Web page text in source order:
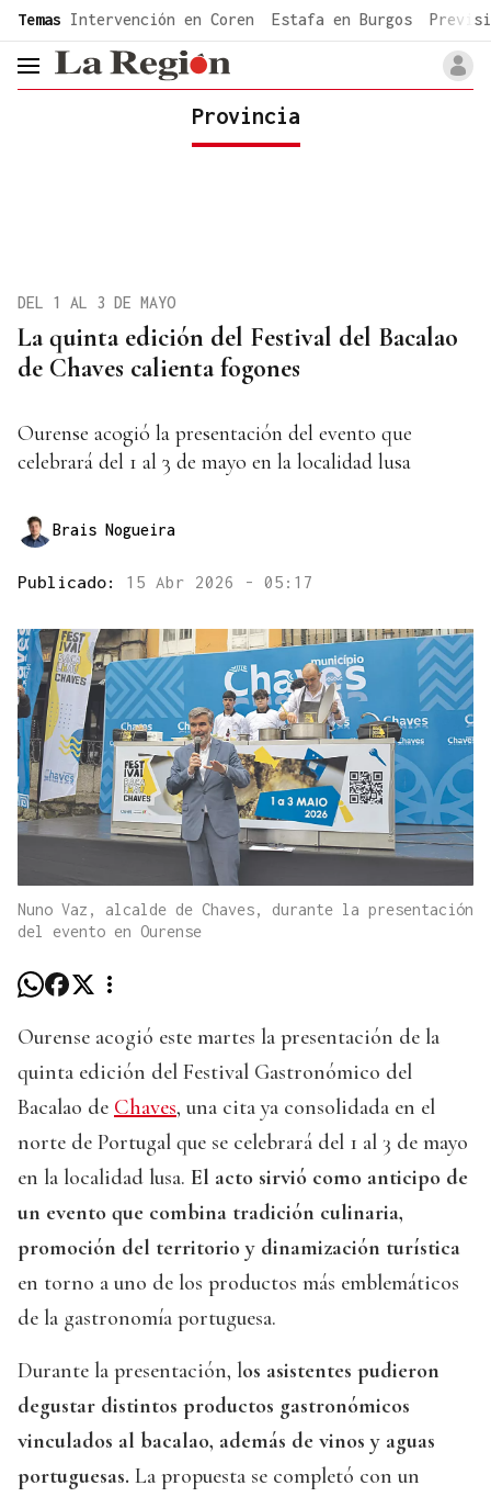
common.go-to-content
Temas Intervención en Coren Estafa en Burgos
header.menu.open
Provincia
La quinta edición del Festival del Bacalao
de Chaves calienta fogones
DEL 1 AL 3 DE MAYO
Ourense acogió la presentación del evento que
celebrará del 1 al 3 de mayo en la localidad lusa
Brais Nogueira
Publicado: 15 Abr 2026 - 05:17
Nuno Vaz, alcalde de Chaves, durante la presentación
del evento en Ourense
Ourense acogió este martes la presentación de la
quinta edición del Festival Gastronómico del
Bacalao de Chaves, una cita ya consolidada en el
norte de Portugal que se celebrará del 1 al 3 de mayo
en la localidad lusa. El acto sirvió como anticipo de
un evento que combina tradición culinaria,
promoción del territorio y dinamización turística
en torno a uno de los productos más emblemáticos
de la gastronomía portuguesa.
Durante la presentación, los asistentes pudieron
degustar distintos productos gastronómicos
vinculados al bacalao, además de vinos y aguas
portuguesas. La propuesta se completó con un